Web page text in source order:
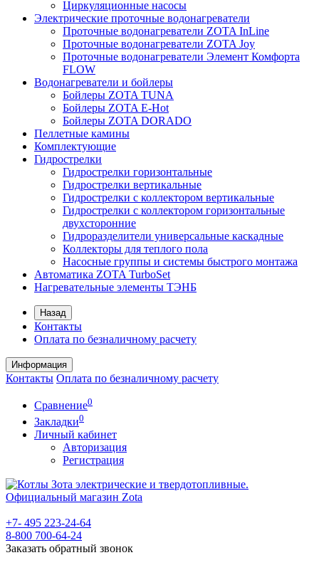
Циркуляционные насосы
Электрические проточные водонагреватели
Проточные водонагреватели ZOTA InLine
Проточные водонагреватели ZOTA Joy
Проточные водонагреватели Элемент Комфорта
FLOW
Водонагреватели и бойлеры
Бойлеры ZOTA TUNA
Бойлеры ZOTA E-Hot
Бойлеры ZOTA DORADO
Пеллетные камины
Комплектующие
Гидрострелки
Гидрострелки горизонтальные
Гидрострелки вертикальные
Гидрострелки с коллектором вертикальные
Гидрострелки с коллектором горизонтальные
двухсторонние
Гидроразделители универсальные каскадные
Коллекторы для теплого пола
Насосные группы и системы быстрого монтажа
Автоматика ZOTA TurboSet
Нагревательные элементы ТЭНБ
Назад
Контакты
Оплата по безналичному расчету
Информация
Контакты Оплата по безналичному расчету
Сравнение0
Закладки0
Личный кабинет
Авторизация
Регистрация
+7- 495 223-24-64
8-800 700-64-24
Заказать обратный звонок